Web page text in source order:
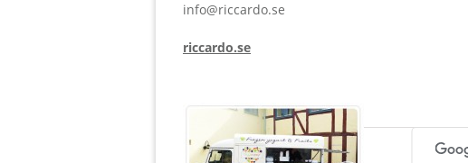
info@riccardo.se
riccardo.se